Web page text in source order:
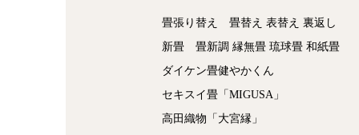
畳張り替え 畳替え 表替え 裏返し
新畳 畳新調 縁無畳 琉球畳 和紙畳
ダイケン畳健やかくん
セキスイ畳「MIGUSA」
高田織物「大宮縁」